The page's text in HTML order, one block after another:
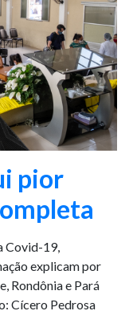
pior
Covid-19,
explicam por
Rondônia e Pará
Cícero Pedrosa